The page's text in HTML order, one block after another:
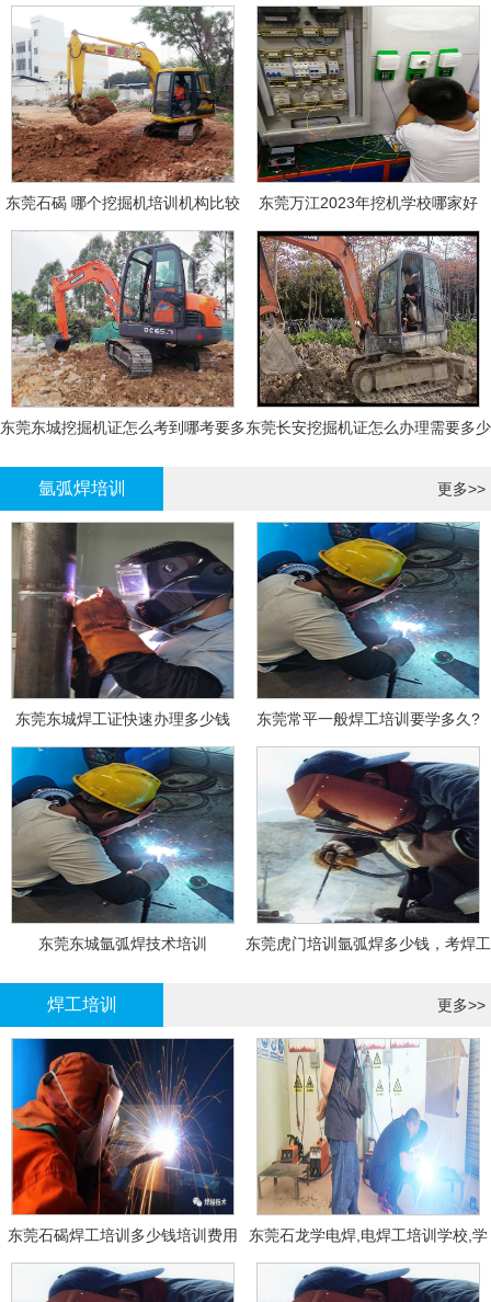
东莞石碣 哪个挖掘机培训机构比较
好?
东莞万江2023年挖机学校哪家好
东莞东城挖掘机证怎么考到哪考要多东莞长安挖掘机证怎么办理需要多少
氩弧焊培训 更多>>
东莞东城焊工证快速办理多少钱 东莞常平一般焊工培训要学多久?
东莞东城氩弧焊技术培训
东莞虎门培训氩弧焊多少钱，考焊工
焊工培训 更多>>
东莞石碣焊工培训多少钱培训费用
东莞石龙学电焊,电焊工培训学校,学
费多少钱?